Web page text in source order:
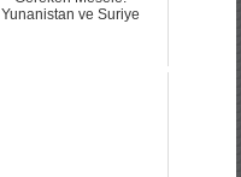
Yunanistan ve Suriye